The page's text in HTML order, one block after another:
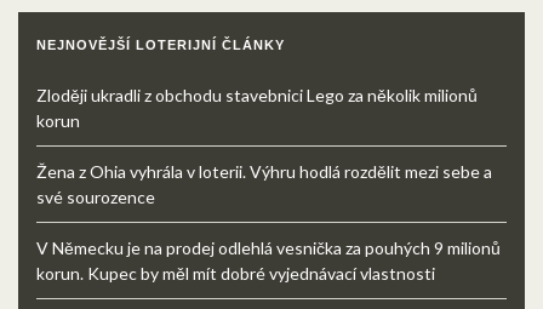
NEJNOVĚJŠÍ LOTERIJNÍ ČLÁNKY
Zloději ukradli z obchodu stavebnici Lego za několik milionů
korun
Žena z Ohia vyhrála v loterii. Výhru hodlá rozdělit mezi sebe a
své sourozence
V Německu je na prodej odlehlá vesnička za pouhých 9 milionů
korun. Kupec by měl mít dobré vyjednávací vlastnosti